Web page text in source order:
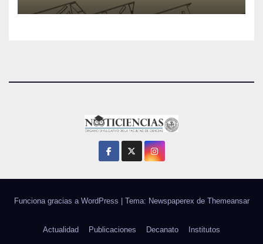
Funciona gracias a WordPress Tema: Newspaperex de Themeansar
Actualidad Publicaciones Decanato Institutos